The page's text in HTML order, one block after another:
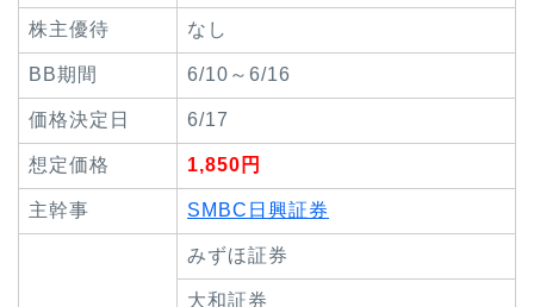
株主優待 なし
BB期間 6/10～6/16
価格決定日 6/17
想定価格 1,850円
主幹事 SMBC日興証券
みずほ証券
大和証券